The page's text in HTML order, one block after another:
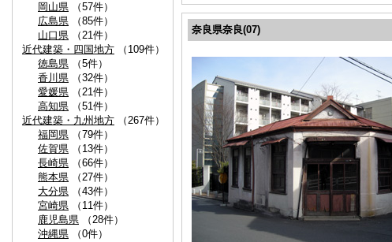
岡山県 （57件）
広島県 （85件）
山口県 （21件）
近代建築・四国地方 （109件）
徳島県 （5件）
香川県 （32件）
愛媛県 （21件）
高知県 （51件）
近代建築・九州地方 （267件）
福岡県 （79件）
佐賀県 （13件）
長崎県 （66件）
熊本県 （27件）
大分県 （43件）
宮崎県 （11件）
鹿児島県 （28件）
沖縄県 （0件）
奈良県奈良(07)